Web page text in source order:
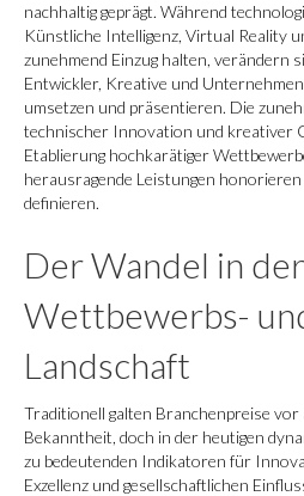
nachhaltig geprägt. Während
Künstliche Intelligenz, Virtual Reality
zunehmend Einzug halten, verändern
Entwickler, Kreative und
umsetzen und präsentieren. Die
technischer Innovation und kreativer
Etablierung hochkarätiger
herausragende Leistungen
definieren.
Der Wandel in der
Wettbewerbs-
Landschaft
Traditionell galten Branchenpreise
Bekanntheit, doch in der heutigen
zu bedeutenden Indikatoren für
Exzellenz und gesellschaftlichen